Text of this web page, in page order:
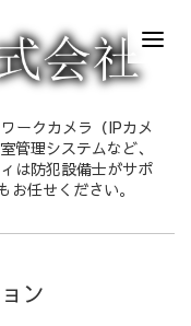
ークカメラ（IPカメ
管理システムなど、
は防犯設備士がサポ
お任せください。
ン